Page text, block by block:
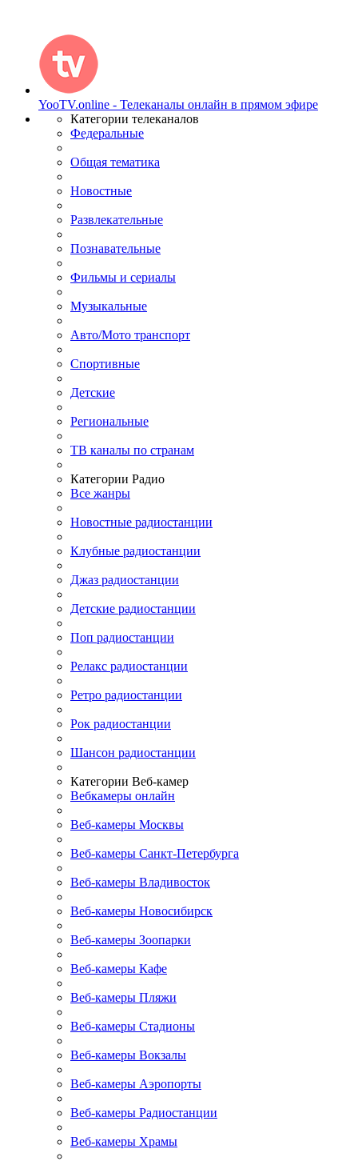
YooTV.online - Телеканалы онлайн в прямом эфире
Категории телеканалов
Федеральные
Общая тематика
Новостные
Развлекательные
Познавательные
Фильмы и сериалы
Музыкальные
Авто/Мото транспорт
Спортивные
Детские
Региональные
ТВ каналы по странам
Категории Радио
Все жанры
Новостные радиостанции
Клубные радиостанции
Джаз радиостанции
Детские радиостанции
Поп радиостанции
Релакс радиостанции
Ретро радиостанции
Рок радиостанции
Шансон радиостанции
Категории Веб-камер
Вебкамеры онлайн
Веб-камеры Москвы
Веб-камеры Санкт-Петербурга
Веб-камеры Владивосток
Веб-камеры Новосибирск
Веб-камеры Зоопарки
Веб-камеры Кафе
Веб-камеры Пляжи
Веб-камеры Стадионы
Веб-камеры Вокзалы
Веб-камеры Аэропорты
Веб-камеры Радиостанции
Веб-камеры Храмы